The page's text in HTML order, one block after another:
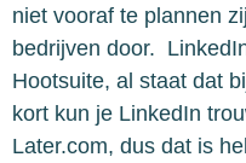
niet vooraf te plannen
bedrijven door.
Hootsuite, al staat dat
kort kun je LinkedIn
Later.com, dus dat is